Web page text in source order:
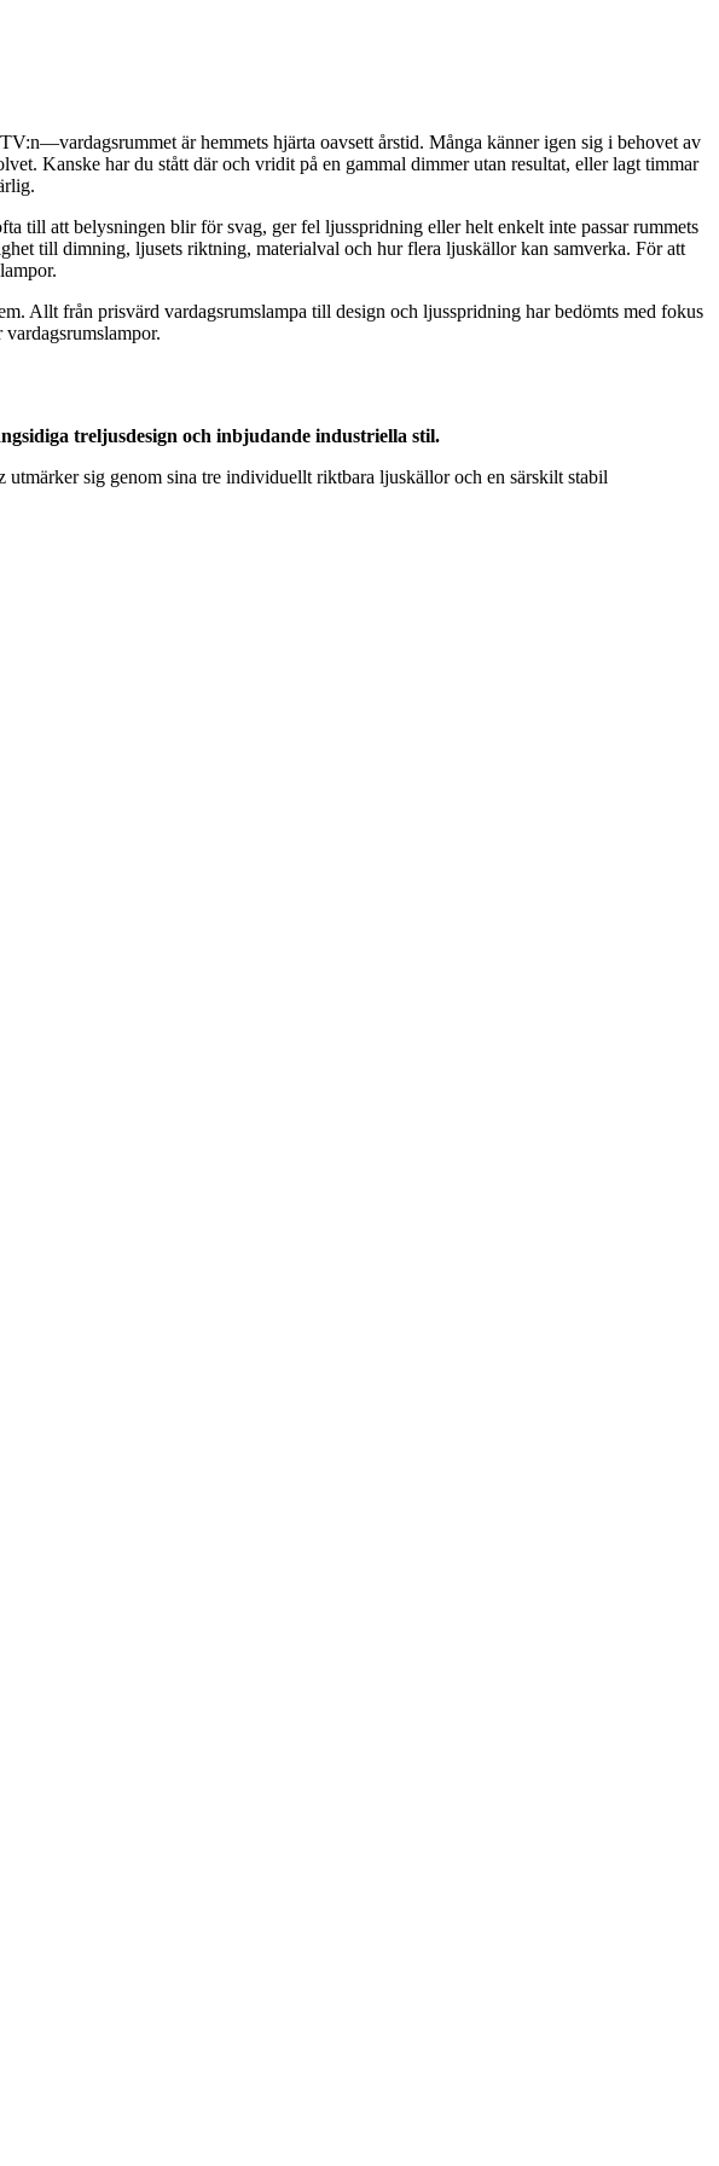
är hemmets hjärta oavsett årstid. Många känner igen sig i behovet av
Kanske har du stått där och vridit på en gammal dimmer utan resultat, eller lagt timmar
till att belysningen blir för svag, ger fel ljusspridning eller helt enkelt inte passar rummets
till dimning, ljusets riktning, materialval och hur flera ljuskällor kan samverka. För att
Allt från prisvärd vardagsrumslampa till design och ljusspridning har bedömts med fokus
treljusdesign och inbjudande industriella stil.
sig genom sina tre individuellt riktbara ljuskällor och en särskilt stabil